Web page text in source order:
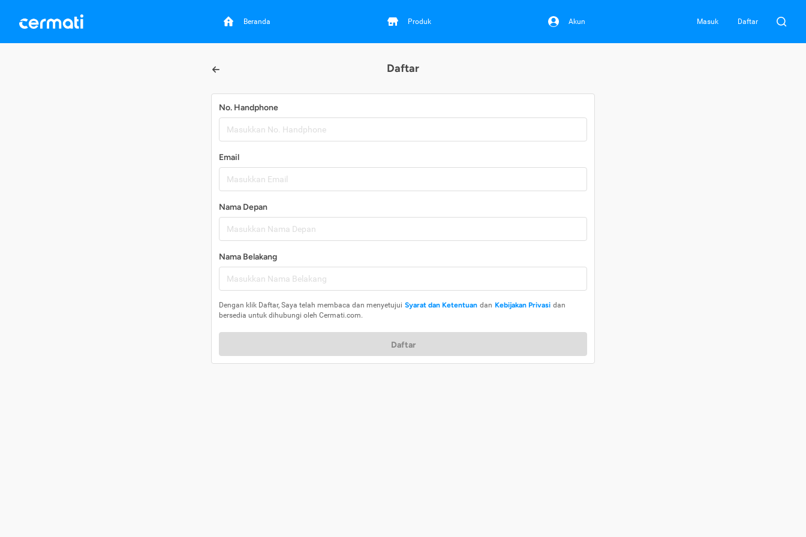
Beranda Produk Akun Masuk Daftar
Daftar
No. Handphone
Email
Nama Depan
Nama Belakang
Dengan klik Daftar, Saya telah membaca dan menyetujui Syarat dan Ketentuan dan Kebijakan Privasi dan
bersedia untuk dihubungi oleh Cermati.com.
Daftar